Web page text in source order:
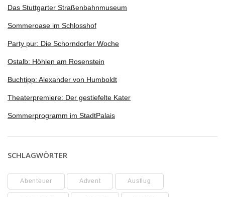
Das Stuttgarter Straßenbahnmuseum
Sommeroase im Schlosshof
Party pur: Die Schorndorfer Woche
Ostalb: Höhlen am Rosenstein
Buchtipp: Alexander von Humboldt
Theaterpremiere: Der gestiefelte Kater
Sommerprogramm im StadtPalais
SCHLAGWÖRTER
Abenteuer Advent Ausflug